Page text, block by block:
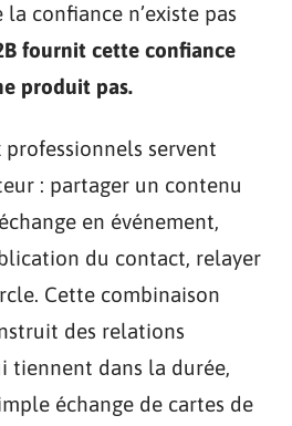
confiance n’existe pas
fournit cette confiance
produit pas.
professionnels servent
: partager un contenu
en événement,
du contact, relayer
Cette combinaison
des relations
tiennent dans la durée,
échange de cartes de